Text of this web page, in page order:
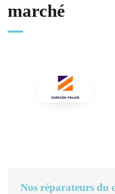
marché
Nos réparateurs du